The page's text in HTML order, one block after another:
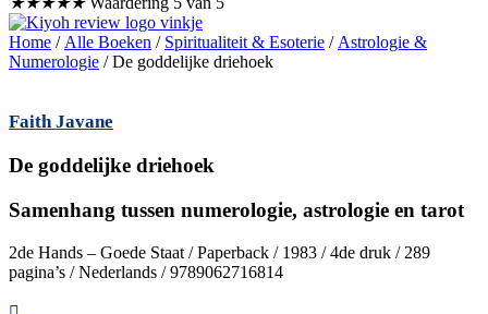
Home / Alle Boeken / Spiritualiteit & Esoterie / Astrologie &
Numerologie / De goddelijke driehoek
Faith Javane
De goddelijke driehoek
Samenhang tussen numerologie, astrologie en tarot
2de Hands – Goede Staat / Paperback / 1983 / 4de druk / 289
pagina’s / Nederlands / 9789062716814